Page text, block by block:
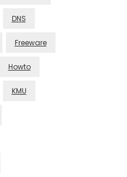
DNS
Freeware
Howto
KMU